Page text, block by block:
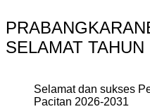
SELAMAT
Selamat dan sukses
Pacitan 2026-2031